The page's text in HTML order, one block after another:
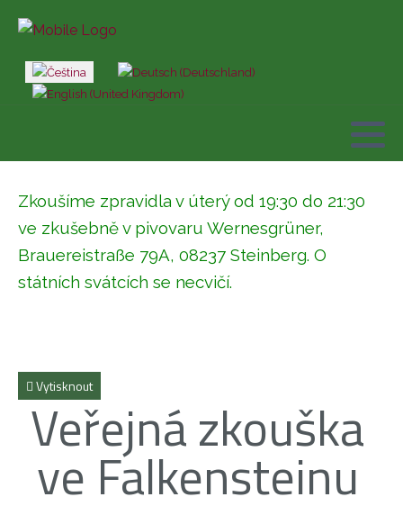
Zvolte jazyk
Zkoušíme zpravidla v úterý od 19:30 do 21:30
ve zkušebně v pivovaru Wernesgrüner,
Brauereistraße 79A, 08237 Steinberg. O
státních svátcích se necvičí.
Vytisknout
Veřejná zkouška
ve Falkensteinu